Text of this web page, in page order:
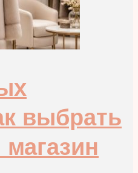
выбрать